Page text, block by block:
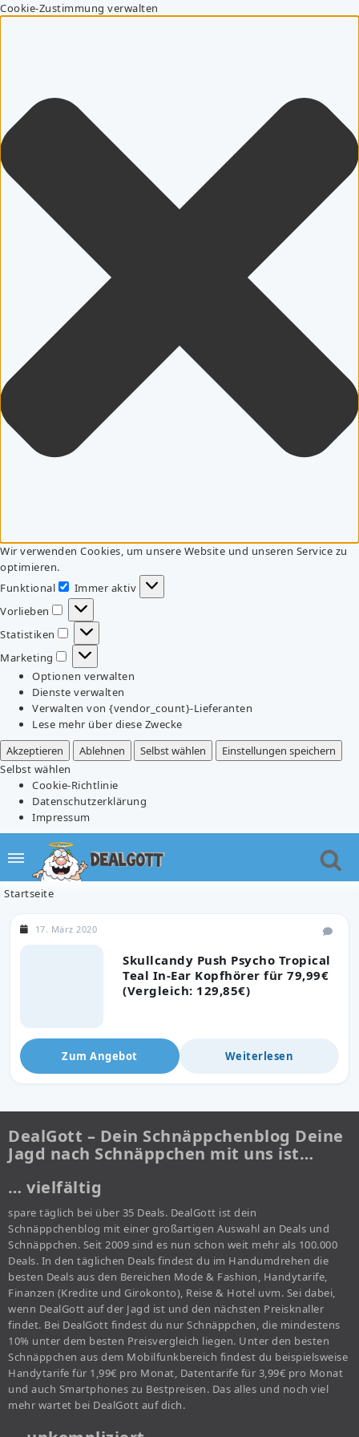
Cookie-Zustimmung verwalten
Wir verwenden Cookies, um unsere Website und unseren Service zu
optimieren.
Funktional
Funktional
Immer aktiv
Vorlieben
Vorlieben
Statistiken
Statistiken
Marketing
Marketing
Optionen verwalten
Dienste verwalten
Verwalten von {vendor_count}-Lieferanten
Lese mehr über diese Zwecke
Akzeptieren
Ablehnen Selbst wählen
Einstellungen speichern
Selbst wählen
Cookie-Richtlinie
Datenschutzerklärung
Impressum
Startseite
Skullcandy Push Psycho Tropical
Teal In-Ear Kopfhörer für 79,99€
(Vergleich: 129,85€)
17. März 2020
Zum Angebot Weiterlesen
DealGott – Dein Schnäppchenblog Deine
Jagd nach Schnäppchen mit uns ist…
… vielfältig
spare täglich bei über 35 Deals. DealGott ist dein
Schnäppchenblog mit einer großartigen Auswahl an Deals und
Schnäppchen. Seit 2009 sind es nun schon weit mehr als 100.000
Deals. In den täglichen Deals findest du im Handumdrehen die
besten Deals aus den Bereichen Mode & Fashion, Handytarife,
Finanzen (Kredite und Girokonto), Reise & Hotel uvm. Sei dabei,
wenn DealGott auf der Jagd ist und den nächsten Preisknaller
findet. Bei DealGott findest du nur Schnäppchen, die mindestens
10% unter dem besten Preisvergleich liegen. Unter den besten
Schnäppchen aus dem Mobilfunkbereich findest du beispielsweise
Handytarife für 1,99€ pro Monat, Datentarife für 3,99€ pro Monat
und auch Smartphones zu Bestpreisen. Das alles und noch viel
mehr wartet bei DealGott auf dich.